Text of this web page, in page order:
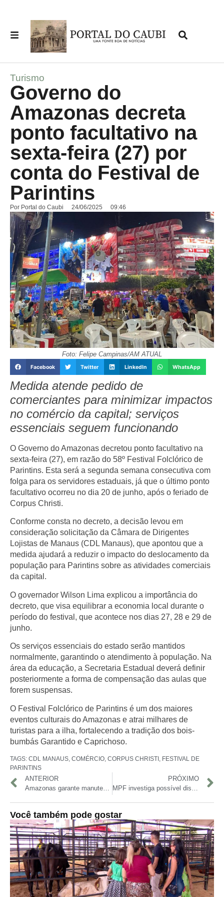
Turismo
Governo do
Amazonas decreta
ponto facultativo na
sexta-feira (27) por
conta do Festival de
Parintins
Por Portal do Caubi 24/06/2025 09:46
Foto: Felipe Campinas/AM ATUAL
Facebook Twitter LinkedIn WhatsApp
Medida atende pedido de
comerciantes para minimizar impactos
no comércio da capital; serviços
essenciais seguem funcionando
O Governo do Amazonas decretou ponto facultativo na
sexta-feira (27), em razão do 58º Festival Folclórico de
Parintins. Esta será a segunda semana consecutiva com
folga para os servidores estaduais, já que o último ponto
facultativo ocorreu no dia 20 de junho, após o feriado de
Corpus Christi.
Conforme consta no decreto, a decisão levou em
consideração solicitação da Câmara de Dirigentes
Lojistas de Manaus (CDL Manaus), que apontou que a
medida ajudará a reduzir o impacto do deslocamento da
população para Parintins sobre as atividades comerciais
da capital.
O governador Wilson Lima explicou a importância do
decreto, que visa equilibrar a economia local durante o
período do festival, que acontece nos dias 27, 28 e 29 de
junho.
Os serviços essenciais do estado serão mantidos
normalmente, garantindo o atendimento à população. Na
área da educação, a Secretaria Estadual deverá definir
posteriormente a forma de compensação das aulas que
forem suspensas.
O Festival Folclórico de Parintins é um dos maiores
eventos culturais do Amazonas e atrai milhares de
turistas para a ilha, fortalecendo a tradição dos bois-
bumbás Garantido e Caprichoso.
TAGS: CDL MANAUS, COMÉRCIO, CORPUS CHRISTI , FESTIVAL DE
PARINTINS
ANTERIOR
Amazonas garante manutenção do Passe Livre Estudantil para alunos da rede estadual
PRÓXIMO
MPF investiga possível discriminação contra comunidades de terreiro nas regras da Prefeitura de Manaus para isenção de IPTU
Você também pode gostar